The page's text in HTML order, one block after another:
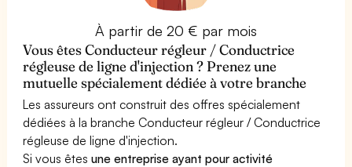
À partir de 20 € par mois
Vous êtes Conducteur régleur / Conductrice
régleuse de ligne d'injection ? Prenez une
mutuelle spécialement dédiée à votre branche
Les assureurs ont construit des offres spécialement
dédiées à la branche Conducteur régleur / Conductrice
régleuse de ligne d'injection.
Si vous êtesune entreprise ayant pour activité